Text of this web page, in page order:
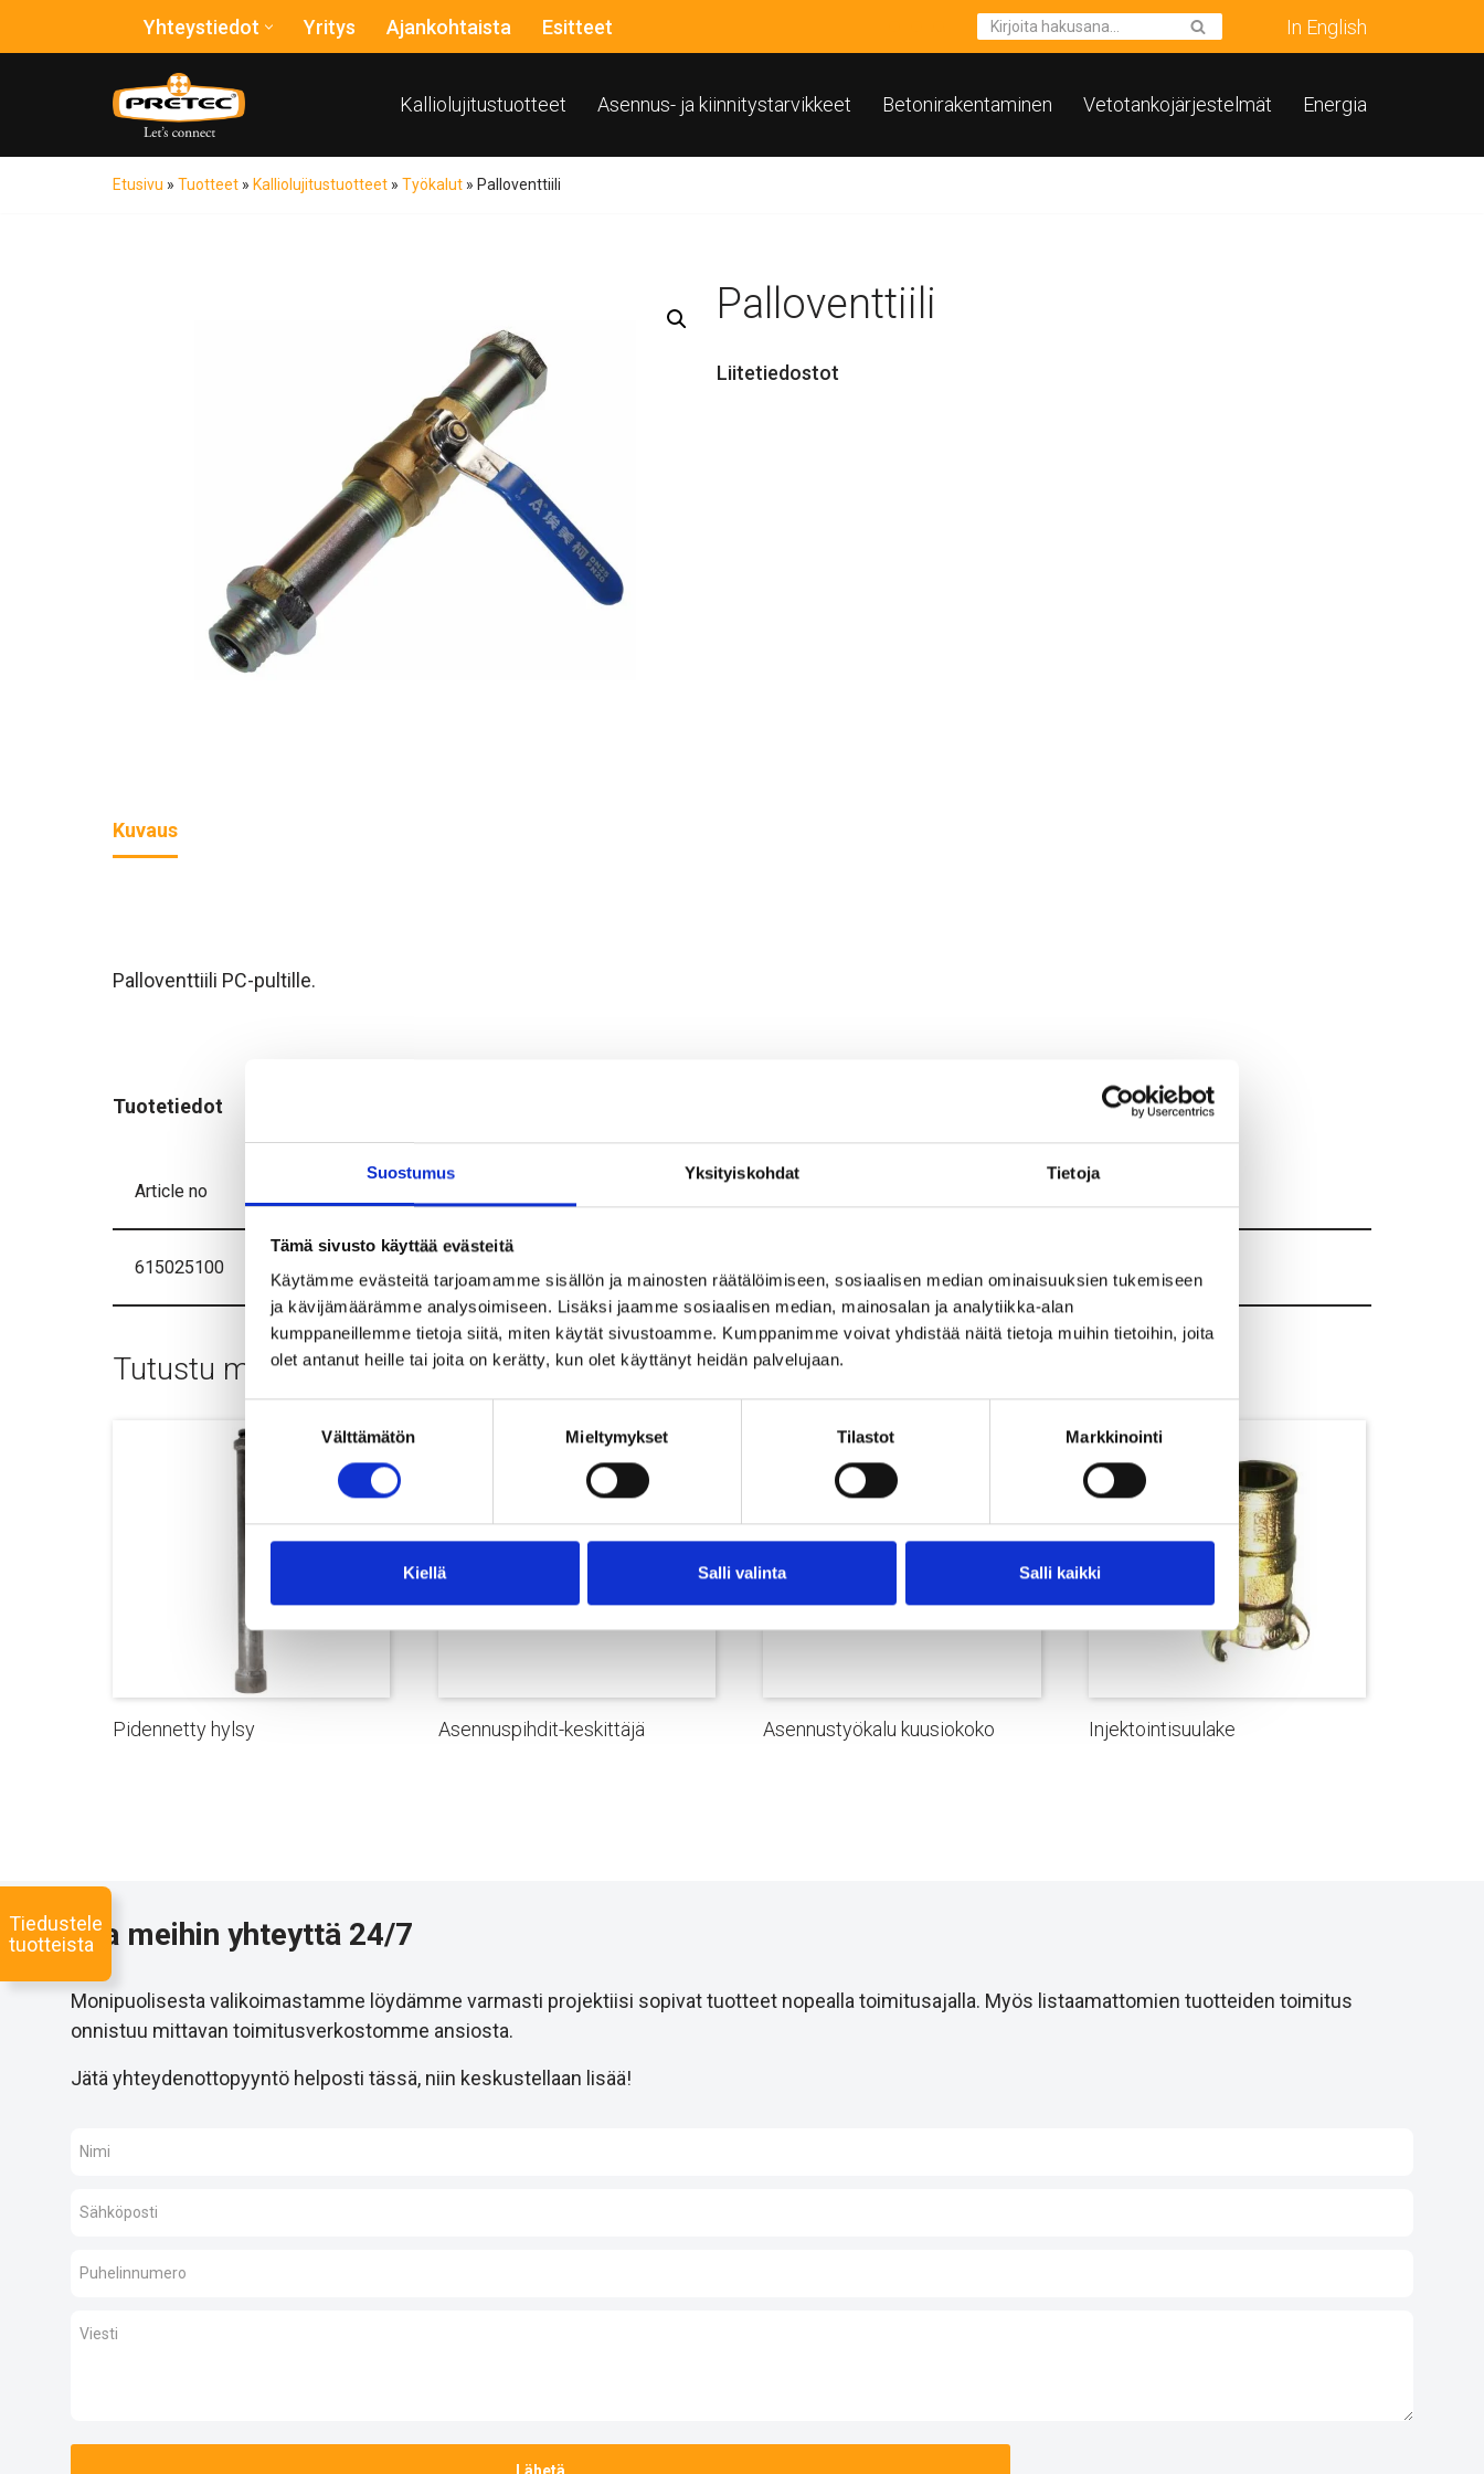
Suostumus Yksityiskohdat Tietoja
Tämä sivusto käyttää evästeitä
Käytämme evästeitä tarjoamamme sisällön ja mainosten räätälöimiseen, sosiaalisen median ominaisuuksien tukemiseen
ja kävijämäärämme analysoimiseen. Lisäksi jaamme sosiaalisen median, mainosalan ja analytiikka-alan
kumppaneillemme tietoja siitä, miten käytät sivustoamme. Kumppanimme voivat yhdistää näitä tietoja muihin tietoihin, joita
olet antanut heille tai joita on kerätty, kun olet käyttänyt heidän palvelujaan.
valinta
Välttämätön Mieltymykset Tilastot Markkinointi
Kiellä Salli valinta Salli kaikki
Yhteystiedot Yritys Ajankohtaista Esitteet In English
Kalliolujitustuotteet Asennus- ja kiinnitystarvikkeet Betonirakentaminen Vetotankojärjestelmät Energia
Etusivu » Tuotteet » Kalliolujitustuotteet » Työkalut » Palloventtiili
Palloventtiili
Liitetiedostot
Kuvaus
Palloventtiili PC-pultille.
Tuotetiedot
Article no
615025100
Tutustu myös
Pidennetty hylsy Asennuspihdit-keskittäjä Asennustyökalu kuusiokoko Injektointisuulake
Ota meihin yhteyttä 24/7
Monipuolisesta valikoimastamme löydämme varmasti projektiisi sopivat tuotteet nopealla toimitusajalla. Myös listaamattomien tuotteiden toimitus
onnistuu mittavan toimitusverkostomme ansiosta.
Jätä yhteydenottopyyntö helposti tässä, niin keskustellaan lisää!
Tiedustele
tuotteista